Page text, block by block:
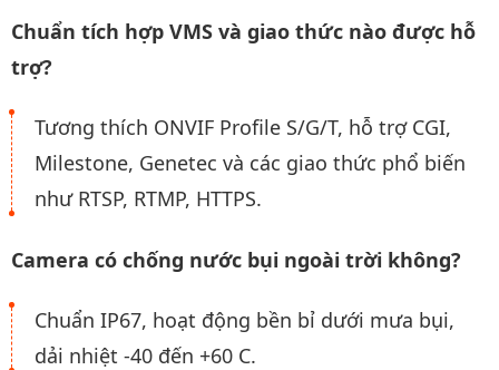
Chuẩn tích hợp VMS và giao thức nào được hỗ
trợ?
Tương thích ONVIF Profile S/G/T, hỗ trợ CGI,
Milestone, Genetec và các giao thức phổ biến
như RTSP, RTMP, HTTPS.
Camera có chống nước bụi ngoài trời không?
Chuẩn IP67, hoạt động bền bỉ dưới mưa bụi,
dải nhiệt -40 đến +60 C.